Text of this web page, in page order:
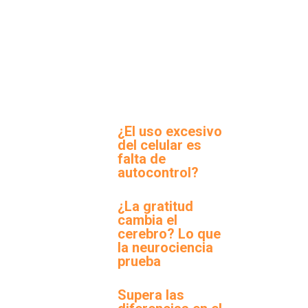
¿El uso excesivo
del celular es
falta de
autocontrol?
¿La gratitud
cambia el
cerebro? Lo que
la neurociencia
prueba
Supera las